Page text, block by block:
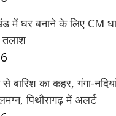
में घर बनाने के लिए CM
बारिश का कहर, गंगा-
पिथौरागढ़ में अलर्ट